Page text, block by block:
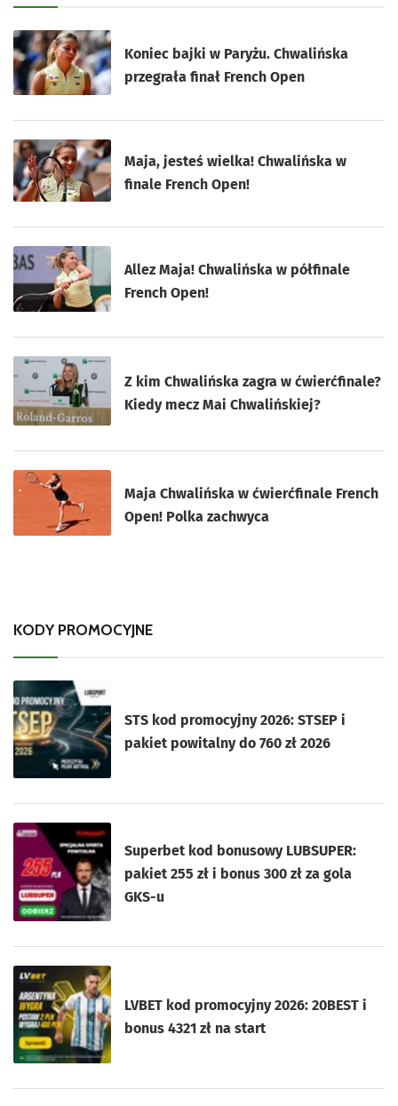
Koniec bajki w Paryżu. Chwalińska
przegrała finał French Open
Maja, jesteś wielka! Chwalińska w
finale French Open!
Allez Maja! Chwalińska w półfinale
French Open!
Z kim Chwalińska zagra w ćwierćfinale?
Kiedy mecz Mai Chwalińskiej?
Maja Chwalińska w ćwierćfinale French
Open! Polka zachwyca
KODY PROMOCYJNE
STS kod promocyjny 2026: STSEP i
pakiet powitalny do 760 zł 2026
Superbet kod bonusowy LUBSUPER:
pakiet 255 zł i bonus 300 zł za gola
GKS-u
LVBET kod promocyjny 2026: 20BEST i
bonus 4321 zł na start